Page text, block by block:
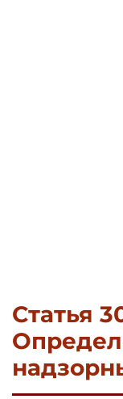
Статья